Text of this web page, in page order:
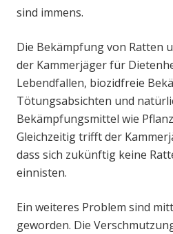
sind immens.
Die Bekämpfung von Ratten
der Kammerjäger für
Lebendfallen, biozidfreie
Tötungsabsichten und
Bekämpfungsmittel wie
Gleichzeitig trifft der
dass sich zukünftig keine
einnisten.
Ein weiteres Problem sind
geworden. Die